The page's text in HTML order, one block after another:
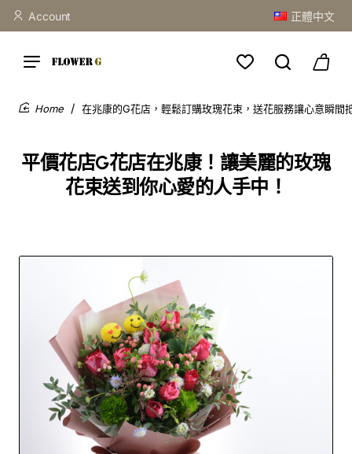
Account 正體中文
平價花店G花店在兆康！讓美麗的玫瑰
花束送到你心愛的人手中！
在兆康的G花店，輕鬆訂購玫瑰花束，送花服務讓心意瞬間